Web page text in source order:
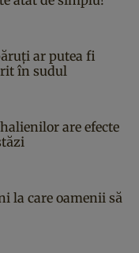
ar putea fi
în sudul
are efecte
la care oamenii să